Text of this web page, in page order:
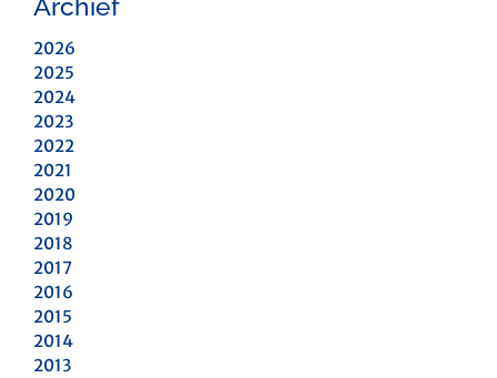
Archief
2026
2025
2024
2023
2022
2021
2020
2019
2018
2017
2016
2015
2014
2013